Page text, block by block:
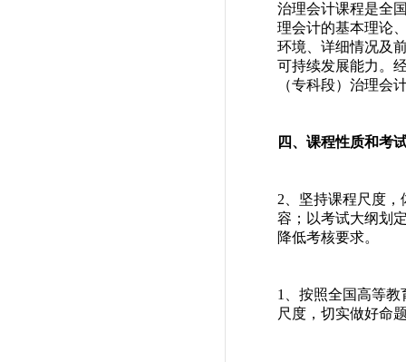
治理会计课程是全
理会计的基本理论
环境、详细情况及
可持续发展能力。
（专科段）治理会
四、课程性质和考
2、坚持课程尺度
容；以考试大纲划
降低考核要求。
1、按照全国高等
尺度，切实做好命